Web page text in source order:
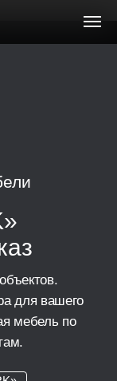
для вашего
мебель по